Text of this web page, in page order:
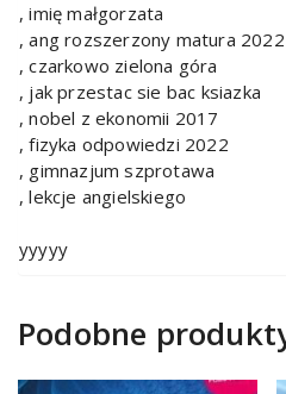
, imię małgorzata
, ang rozszerzony matura
, czarkowo zielona góra
, jak przestac sie bac ksiazka
, nobel z ekonomii 2017
, fizyka odpowiedzi 2022
, gimnazjum szprotawa
, lekcje angielskiego
yyyyy
Podobne